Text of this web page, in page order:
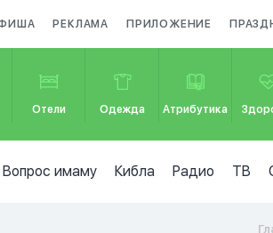
РЕКЛАМА ПРИЛОЖЕНИЕ
Отели Одежда Атрибутика
Вопрос имаму Кибла Радио ТВ